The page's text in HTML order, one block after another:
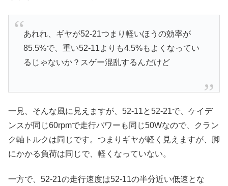
あれれ、ギヤが52-21つまり軽いほうの効率が
85.5%で、重い52-11よりも4.5%もよくなってい
るじゃないか？スゲー混乱するんだけど
一見、そんな風に見えますが、52-11と52-21で、ケイデ
ンスが同じ60rpmで走行パワーも同じ50Wなので、クラン
ク軸トルクは同じです。つまりギヤが軽く見えますが、脚
にかかる負荷は同じで、軽くなっていない。
一方で、52-21の走行速度は52-11の半分近い低速とな